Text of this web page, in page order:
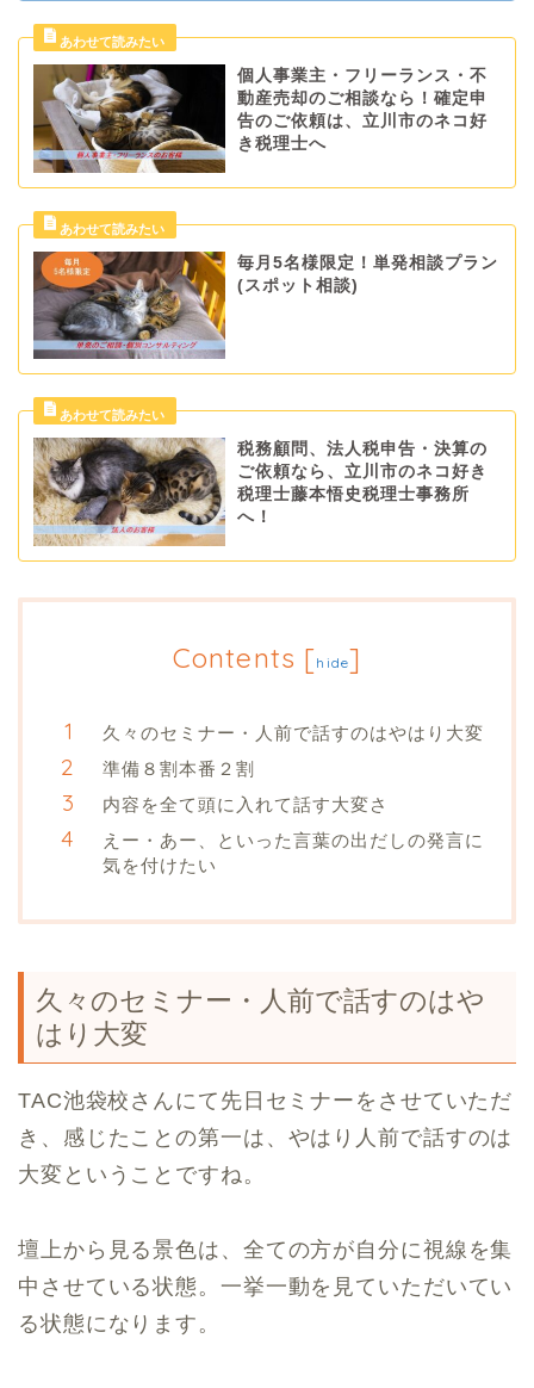
個人事業主・フリーランス・不
動産売却のご相談なら！確定申
告のご依頼は、立川市のネコ好
き税理士へ
毎月5名様限定！単発相談プラン
(スポット相談)
税務顧問、法人税申告・決算の
ご依頼なら、立川市のネコ好き
税理士藤本悟史税理士事務所
へ！
Contents [hide]
久々のセミナー・人前で話すのはやはり大変
準備８割本番２割
内容を全て頭に入れて話す大変さ
えー・あー、といった言葉の出だしの発言に
気を付けたい
久々のセミナー・人前で話すのはや
はり大変
TAC池袋校さんにて先日セミナーをさせていただ
き、感じたことの第一は、やはり人前で話すのは
大変ということですね。
壇上から見る景色は、全ての方が自分に視線を集
中させている状態。一挙一動を見ていただいてい
る状態になります。